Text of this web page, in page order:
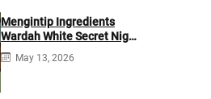
Mengintip Ingredients
Wardah White Secret Night
Cream
May 13, 2026